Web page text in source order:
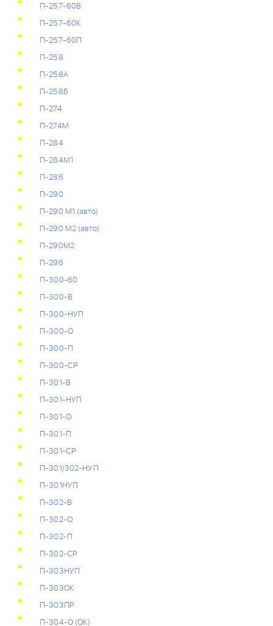
П-257-60В
П-257-60К
П-257-60П
П-258
П-258А
П-258Б
П-274
П-274М
П-284
П-284М1
П-286
П-290
П-290 М1 (авто)
П-290 М2 (авто)
П-290М2
П-296
П-300-60
П-300-В
П-300-НУП
П-300-О
П-300-П
П-300-СР
П-301-В
П-301-НУП
П-301-О
П-301-П
П-301-СР
П-301/302-НУП
П-301НУП
П-302-В
П-302-О
П-302-П
П-302-СР
П-303НУП
П-303ОК
П-303ПР
П-304-О (ОК)